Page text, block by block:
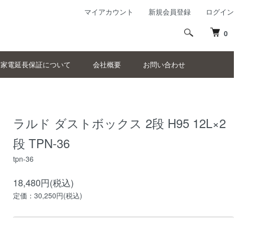
0
家電延長保証について 会社概要 お問い合わせ
マイアカウント 新規会員登録 ログイン
ラルド ダストボックス 2段 H95 12L×2
段 TPN-36
tpn-36
18,480円(税込)
定価：30,250円(税込)